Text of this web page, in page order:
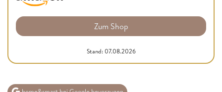
Zum Shop
Stand: 07.08.2026